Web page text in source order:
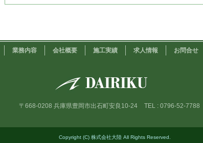
業務内容 会社概要 施工実績 求人情報 お問合せ
〒668-0208 兵庫県豊岡市出石町安良10-24 TEL : 0796-52-7788
Copyright (C) 株式会社大陸 All Rights Reserved.